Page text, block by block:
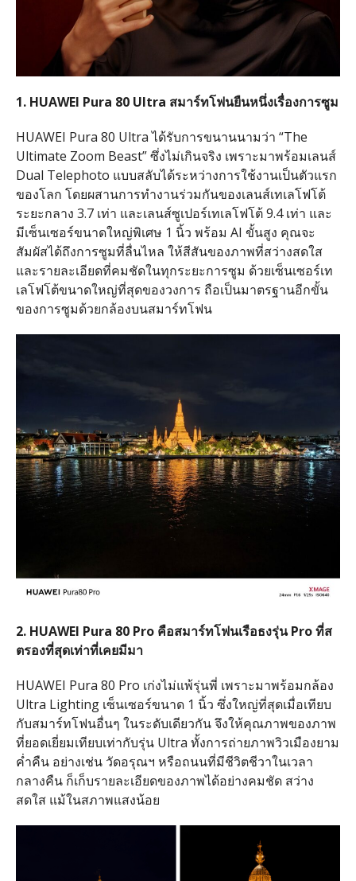
1. HUAWEI Pura 80 Ultra สมาร์ทโฟนยืนหนึ่งเรื่องการซูม
HUAWEI Pura 80 Ultraได้รับการขนานนามว่า “The
Ultimate Zoom Beast”ซึ่งไม่เกินจริง เพราะมาพร้อมเลนส์
Dual Telephoto แบบสลับได้ระหว่างการใช้งานเป็นตัวแรก
ของโลก โดยผสานการทำงานร่วมกันของเลนส์เทเลโฟโต้
ระยะกลาง 3.7 เท่า และเลนส์ซูเปอร์เทเลโฟโต้9.4เท่า และ
มีเซ็นเซอร์ขนาดใหญ่พิเศษ 1 นิ้ว พร้อม AI ขั้นสูง คุณจะ
สัมผัสได้ถึงการซูมที่ลื่นไหล ให้สีสันของภาพที่สว่างสดใส
และรายละเอียดที่คมชัดในทุกระยะการซูม ด้วยเซ็นเซอร์เท
เลโฟโต้ขนาดใหญ่ที่สุดของวงการ ถือเป็นมาตรฐานอีกขั้น
ของการซูมด้วยกล้องบนสมาร์ทโฟน
2. HUAWEI Pura 80 Pro คือสมาร์ทโฟนเรือธงรุ่นProที่ส
ตรองที่สุดเท่าที่เคยมีมา
HUAWEI Pura 80 Pro เก่งไม่แพ้รุ่นพี่ เพราะมาพร้อมกล้อง
Ultra Lighting เซ็นเซอร์ขนาด1 นิ้ว ซึ่งใหญ่ที่สุดเมื่อเทียบ
กับสมาร์ทโฟนอื่นๆ ในระดับเดียวกัน จึงให้คุณภาพของภาพ
ที่ยอดเยี่ยมเทียบเท่ากับรุ่นUltra ทั้งการถ่ายภาพวิวเมืองยาม
ค่ำคืน อย่างเช่น วัดอรุณฯ หรือถนนที่มีชีวิตชีวาในเวลา
กลางคืน ก็เก็บรายละเอียดของภาพได้อย่างคมชัด สว่าง
สดใส แม้ในสภาพแสงน้อย